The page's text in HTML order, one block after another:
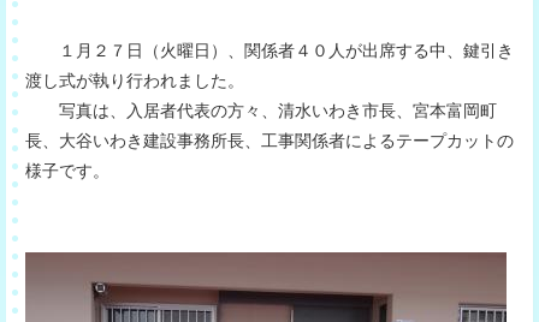
１月２７日（火曜日）、関係者４０人が出席する中、鍵引き
渡し式が執り行われました。
写真は、入居者代表の方々、清水いわき市長、宮本富岡町
長、大谷いわき建設事務所長、工事関係者によるテープカットの
様子です。